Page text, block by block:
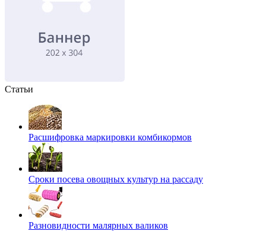
Статьи
Расшифровка маркировки комбикормов
Сроки посева овощных культур на рассаду
Разновидности малярных валиков